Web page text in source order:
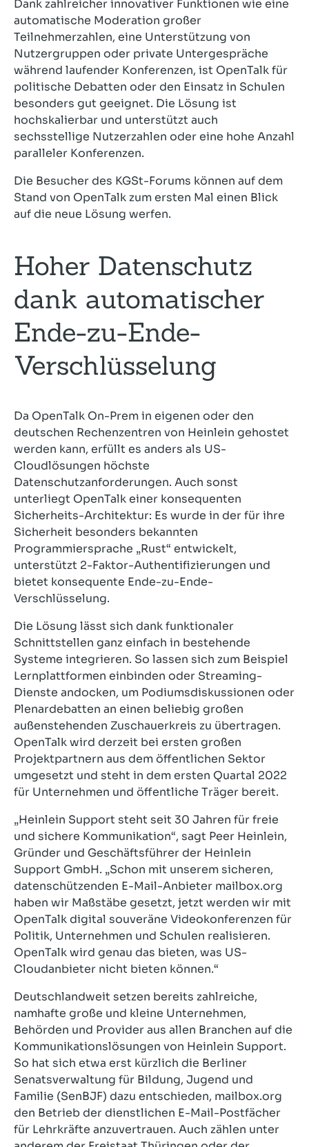
Dank zahlreicher innovativer Funktionen wie eine
automatische Moderation großer
Teilnehmerzahlen, eine Unterstützung von
Nutzergruppen oder private Untergespräche
während laufender Konferenzen, ist OpenTalk für
politische Debatten oder den Einsatz in Schulen
besonders gut geeignet. Die Lösung ist
hochskalierbar und unterstützt auch
sechsstellige Nutzerzahlen oder eine hohe Anzahl
paralleler Konferenzen.
Die Besucher des KGSt-Forums können auf dem
Stand von OpenTalk zum ersten Mal einen Blick
auf die neue Lösung werfen.
Hoher Datenschutz
dank automatischer
Ende-zu-Ende-
Verschlüsselung
Da OpenTalk On-Prem in eigenen oder den
deutschen Rechenzentren von Heinlein gehostet
werden kann, erfüllt es anders als US-
Cloudlösungen höchste
Datenschutzanforderungen. Auch sonst
unterliegt OpenTalk einer konsequenten
Sicherheits-Architektur: Es wurde in der für ihre
Sicherheit besonders bekannten
Programmiersprache „Rust“ entwickelt,
unterstützt 2-Faktor-Authentifizierungen und
bietet konsequente Ende-zu-Ende-
Verschlüsselung.
Die Lösung lässt sich dank funktionaler
Schnittstellen ganz einfach in bestehende
Systeme integrieren. So lassen sich zum Beispiel
Lernplattformen einbinden oder Streaming-
Dienste andocken, um Podiumsdiskussionen oder
Plenardebatten an einen beliebig großen
außenstehenden Zuschauerkreis zu übertragen.
OpenTalk wird derzeit bei ersten großen
Projektpartnern aus dem öffentlichen Sektor
umgesetzt und steht in dem ersten Quartal 2022
für Unternehmen und öffentliche Träger bereit.
„Heinlein Support steht seit 30 Jahren für freie
und sichere Kommunikation“, sagt Peer Heinlein,
Gründer und Geschäftsführer der Heinlein
Support GmbH. „Schon mit unserem sicheren,
datenschützenden E-Mail-Anbieter mailbox.org
haben wir Maßstäbe gesetzt, jetzt werden wir mit
OpenTalk digital souveräne Videokonferenzen für
Politik, Unternehmen und Schulen realisieren.
OpenTalk wird genau das bieten, was US-
Cloudanbieter nicht bieten können.“
Deutschlandweit setzen bereits zahlreiche,
namhafte große und kleine Unternehmen,
Behörden und Provider aus allen Branchen auf die
Kommunikationslösungen von Heinlein Support.
So hat sich etwa erst kürzlich die Berliner
Senatsverwaltung für Bildung, Jugend und
Familie (SenBJF) dazu entschieden, mailbox.org
den Betrieb der dienstlichen E-Mail-Postfächer
für Lehrkräfte anzuvertrauen. Auch zählen unter